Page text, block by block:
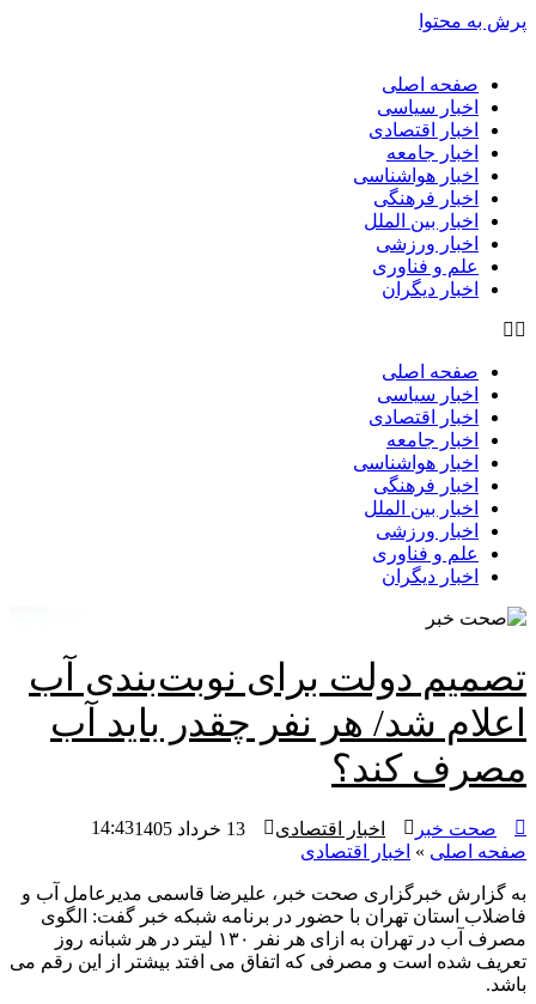
پرش به محتوا
صفحه اصلی
اخبار سیاسی
اخبار اقتصادی
اخبار جامعه
اخبار هواشناسی
اخبار فرهنگی
اخبار بین الملل
اخبار ورزشی
علم و فناوری
اخبار دیگران
صفحه اصلی
اخبار سیاسی
اخبار اقتصادی
اخبار جامعه
اخبار هواشناسی
اخبار فرهنگی
اخبار بین الملل
اخبار ورزشی
علم و فناوری
اخبار دیگران
تصمیم دولت برای نوبت‌بندی آب
اعلام شد/ هر نفر چقدر باید آب
مصرف کند؟
صحت خبر اخبار اقتصادی 13 خرداد 1405
14:43
صفحه اصلی » اخبار اقتصادی
به گزارش خبرگزاری صحت خبر، علیرضا قاسمی مدیرعامل آب و
فاضلاب استان تهران با حضور در برنامه شبکه خبر گفت: الگوی
مصرف آب در تهران به ازای هر نفر ۱۳۰ لیتر در هر شبانه روز
تعریف شده است و مصرفی که اتفاق می افتد بیشتر از این رقم می
باشد.